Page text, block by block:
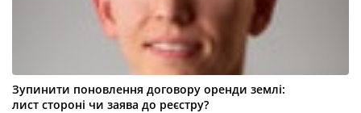
Зупинити поновлення договору оренди землі:
лист стороні чи заява до реєстру?